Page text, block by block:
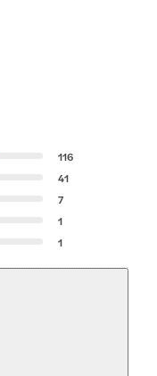
116
41
7
1
1